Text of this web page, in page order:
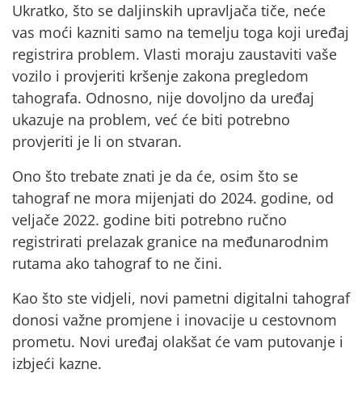
Ukratko, što se daljinskih upravljača tiče, neće
vas moći kazniti samo na temelju toga koji uređaj
registrira problem. Vlasti moraju zaustaviti vaše
vozilo i provjeriti kršenje zakona pregledom
tahografa. Odnosno, nije dovoljno da uređaj
ukazuje na problem, već će biti potrebno
provjeriti je li on stvaran.
Ono što trebate znati je da će, osim što se
tahograf ne mora mijenjati do 2024. godine, od
veljače 2022. godine biti potrebno ručno
registrirati prelazak granice na međunarodnim
rutama ako tahograf to ne čini.
Kao što ste vidjeli, novi pametni digitalni tahograf
donosi važne promjene i inovacije u cestovnom
prometu. Novi uređaj olakšat će vam putovanje i
izbjeći kazne.